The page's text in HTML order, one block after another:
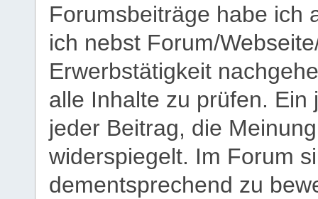
Forumsbeiträge habe ich
ich nebst Forum/
Erwerbstätigkeit
alle Inhalte zu prüfen.
jeder Beitrag, die
widerspiegelt. Im Forum
dementsprechend zu